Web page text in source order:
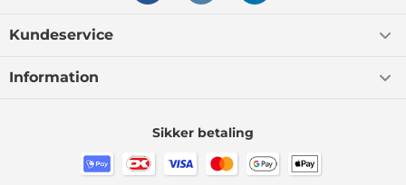
Kundeservice
Information
Sikker betaling